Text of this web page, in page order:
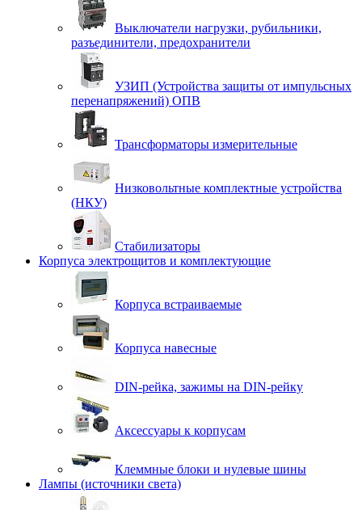
Выключатели нагрузки, рубильники,
разъединители, предохранители
УЗИП (Устройства защиты от импульсных
перенапряжений) ОПВ
Трансформаторы измерительные
Низковольтные комплектные устройства
(НКУ)
Стабилизаторы
Корпуса электрощитов и комплектующие
Корпуса встраиваемые
Корпуса навесные
DIN-рейка, зажимы на DIN-рейку
Аксессуары к корпусам
Клеммные блоки и нулевые шины
Лампы (источники света)